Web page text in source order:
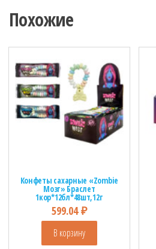
Похожие
Конфеты сахарные «Zombie
Мозг» Браслет
1кор*12бл*48шт,12г
599.04₽
В корзину